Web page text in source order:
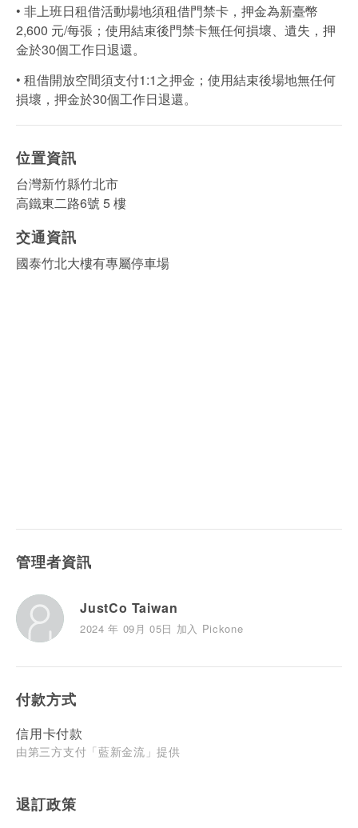
• 非上班日租借活動場地須租借門禁卡，押金為新臺幣
2,600 元/每張；使用結束後門禁卡無任何損壞、遺失，押
金於30個工作日退還。
• 租借開放空間須支付1:1之押金；使用結束後場地無任何
損壞，押金於30個工作日退還。
位置資訊
台灣新竹縣竹北市
高鐵東二路6號 5 樓
交通資訊
國泰竹北大樓有專屬停車場
管理者資訊
JustCo Taiwan
2024 年 09月 05日 加入 Pickone
付款方式
信用卡付款
由第三方支付「藍新金流」提供
退訂政策